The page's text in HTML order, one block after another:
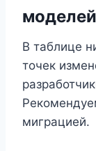
В таблице
точек
миграцией.